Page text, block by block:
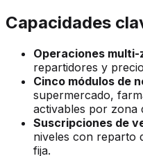
Capacidades
Operaciones multi-
repartidores y
Cinco módulos de
supermercado,
activables por zona
Suscripciones de
niveles con reparto
fija.